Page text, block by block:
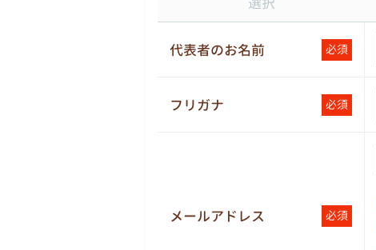
代表者のお名前 必須
フリガナ 必須
メールアドレス 必須